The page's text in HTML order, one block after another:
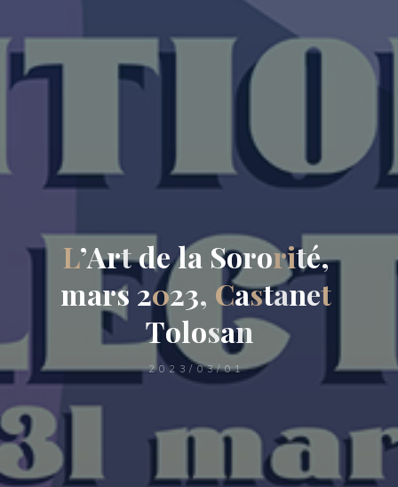
L’Artdela Sororité,
mars 2023, Castanet
Tolosan
2023/03/01